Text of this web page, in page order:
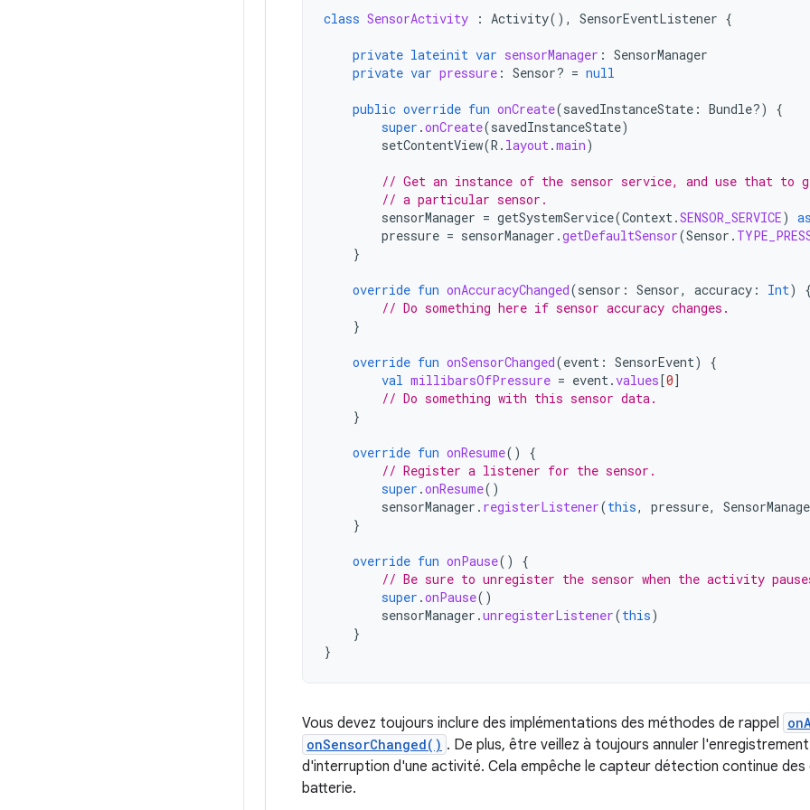
class SensorActivity : Activity(), SensorEventListener {
private lateinit var sensorManager : SensorManager
private var pressure : Sensor? = null
public override fun onCreate(savedInstanceState : Bundle?)
{
super .onCreate(savedInstanceState)
setContentView(R . layout.main)
// Get an instance of the sensor service, and use that to
// a particular sensor.
sensorManager = getSystemService(Context.SENSOR_SERVICE)
pressure = sensorManager .getDefaultSensor(Sensor .
}
override fun onAccuracyChanged(sensor : Sensor, accuracy : Int)
// Do something here if sensor accuracy changes.
}
override fun onSensorChanged(event : SensorEvent)
{
val millibarsOfPressure = event.values[0]
// Do something with this sensor data.
}
override fun onResume()
{
// Register a listener for the sensor.
super .onResume()
sensorManager . registerListener(this, pressure,
}
override fun onPause()
{
// Be sure to unregister the sensor when the activity
super .onPause()
sensorManager .unregisterListener(this)
}
}
Vous devez toujours inclure des implémentations des méthodes de rappel
onSensorChanged() . De plus, être veillez à toujours annuler
d'interruption d'une activité. Cela empêche le capteur détection continue
batterie.